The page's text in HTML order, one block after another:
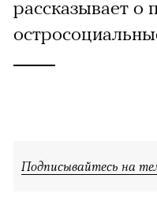
рассказывает о
Подписывайтесь на